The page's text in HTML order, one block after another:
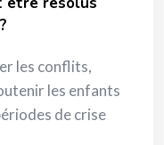
les conflits,
les enfants
de crise